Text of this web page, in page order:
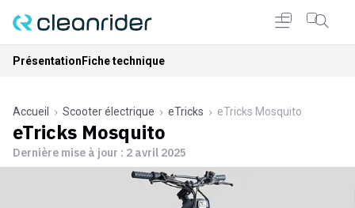
Présentation Fiche technique
Accueil Scooter électrique eTricks eTricks Mosquito
eTricks Mosquito
Dernière mise à jour : 2 avril 2025